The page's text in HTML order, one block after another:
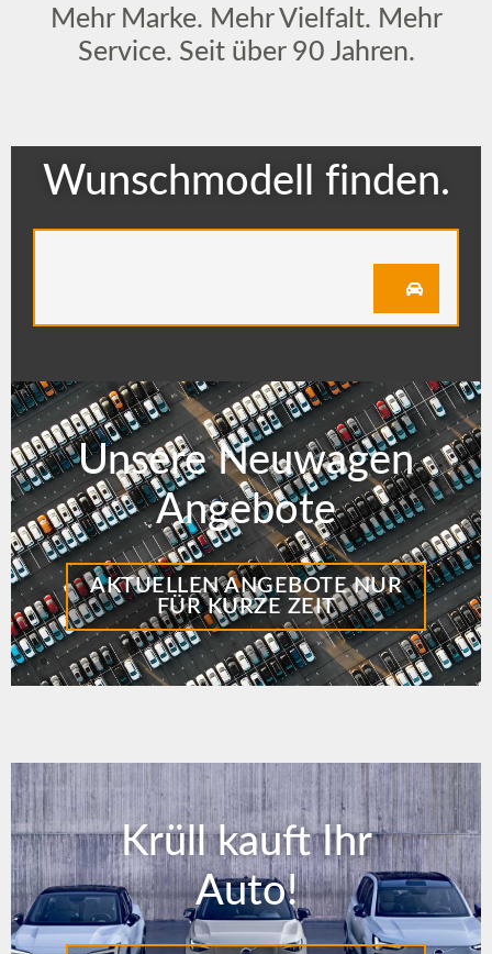
Mehr Marke. Mehr Vielfalt. Mehr
Service. Seit über 90 Jahren.
Wunschmodell finden.
Unsere Neuwagen
Angebote
AKTUELLEN ANGEBOTE NUR
FÜR KURZE ZEIT
Krüll kauft Ihr
Auto!